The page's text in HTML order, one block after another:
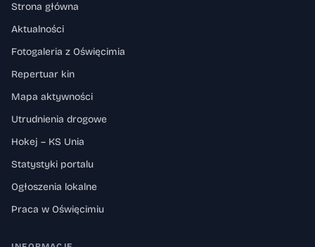
Strona główna
Aktualności
Fotogaleria z Oświęcimia
Repertuar kin
Mapa aktywności
Utrudnienia drogowe
Hokej – KS Unia
Statystyki portalu
Ogłoszenia lokalne
Praca w Oświęcimiu